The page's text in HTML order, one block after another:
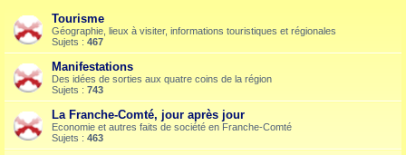
Tourisme
Géographie, lieux à visiter, informations touristiques et régionales
Sujets : 467
Manifestations
Des idées de sorties aux quatre coins de la région
Sujets : 743
La Franche-Comté, jour après jour
Economie et autres faits de société en Franche-Comté
Sujets : 463